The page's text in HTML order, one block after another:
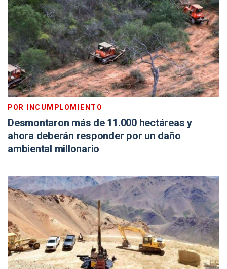
POR INCUMPLOMIENTO
Desmontaron más de 11.000 hectáreas y
ahora deberán responder por un daño
ambiental millonario